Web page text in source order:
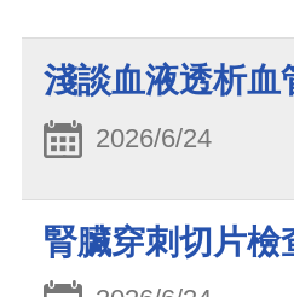
淺談血液透析血
2026/6/24
腎臟穿刺切片檢